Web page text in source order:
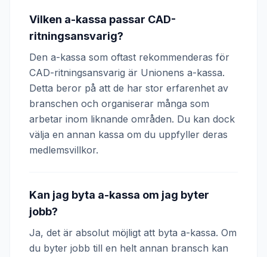
Vilken a-kassa passar CAD-
ritningsansvarig?
Den a-kassa som oftast rekommenderas för
CAD-ritningsansvarig är Unionens a-kassa.
Detta beror på att de har stor erfarenhet av
branschen och organiserar många som
arbetar inom liknande områden. Du kan dock
välja en annan kassa om du uppfyller deras
medlemsvillkor.
Kan jag byta a-kassa om jag byter
jobb?
Ja, det är absolut möjligt att byta a-kassa. Om
du byter jobb till en helt annan bransch kan